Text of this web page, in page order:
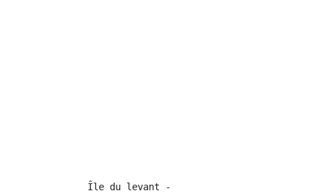
Île du levant -